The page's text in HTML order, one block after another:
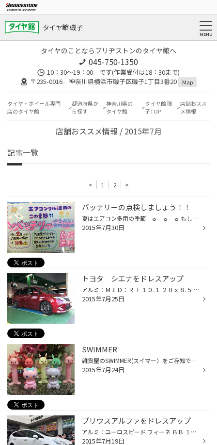
タイヤ館 磯子
タイヤのことならブリヂストンのタイヤ館へ
045-750-1350
10：30～19：00 です(作業受付は18：30まで)
〒235-0016 神奈川県横浜市磯子区磯子1丁目3番20
Map
タイヤ・ホイール専門
店のタイヤ館
都道府県か
ら探す
神奈川県の
タイヤ館
タイヤ館 磯
子TOP
店舗おスス
メ情報
店舗おススメ情報 / 2015年7月
記事一覧
< 1 2 >
バッテリーの点検しましょう！！
夏はエアコン多用の季節 ☼ ☼ ☼ もしもお出かけ先でバッテリーが上がってしまったら・・・ 最悪ですよね(;_;)↓ 一般的にバッテリーの寿命は2～3年と言われています。 弱ったバッテリーは突然上がってしまうこともあり、 JAFのロードサービス出動数のトップはバッテリートラブルなんです！ なので...
2015年7月30日
トヨタ シエナをドレスアップ
アルミ：ＭＩＤ：Ｒ Ｆ１０.１ ２０ｘ８.５ ３８ ５/１１４ ※リア、１５ｍｍワイドトレッドスペーサー タイヤ：２５５/４０Ｒ２０ 足廻り：ＲＳＲ Ｔｉ２０００
2015年7月25日
SWIMMER
雑貨屋のSWIMMER(スイマー）をご存知ですか？ 私は長年SWIMMERの文房具のファンです。 とにかくとっても可愛いのです(^。^) 写真のうさぎやくまは全部のりです。 のりが無くなっても捨てられず、飾っています。 可愛い文房具に囲まれていると、気分が上がりますよヽ(*´∀｀)ノ
2015年7月24日
プリウスアルファをドレスアップ
アルミ：ユーロスピード フィーネ ＢＢ １７ｘ７.０ ４０ ５/１１４ タイヤ：２１５/５０Ｒ１７
2015年7月19日